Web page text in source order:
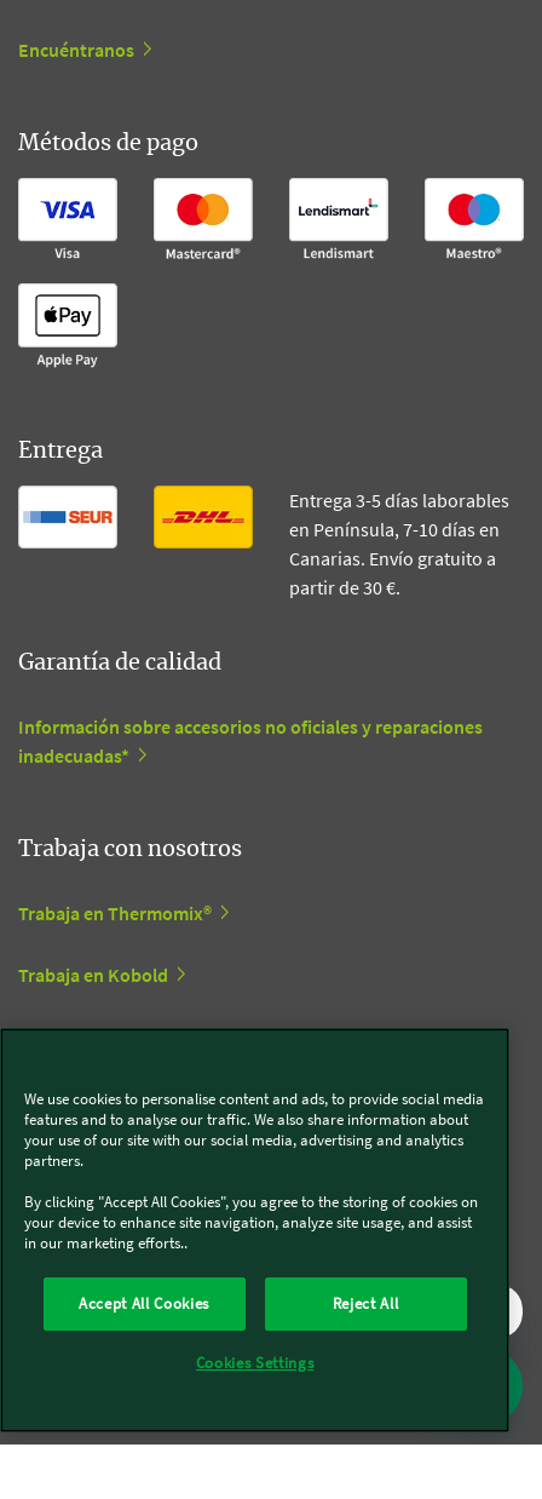
Encuéntranos
Métodos de pago
Entrega
Entrega 3-5 días laborables
en Península, 7-10 días en
Canarias. Envío gratuito a
partir de 30 €.
Garantía de calidad
Información sobre accesorios no oficiales y reparaciones
inadecuadas*
Trabaja con nosotros
Trabaja en Thermomix®
Trabaja en Kobold
Kobold
Thermomix®
We use cookies to personalise content and ads, to provide social media
features and to analyse our traffic. We also share information about
your use of our site with our social media, advertising and analytics
partners.
By clicking "Accept All Cookies", you agree to the storing of cookies on
your device to enhance site navigation, analyze site usage, and assist
in our marketing efforts..
Accept All Cookies Reject All
Cookies Settings